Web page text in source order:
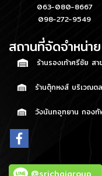
063-080-8667
098-272-9549
สถานที่จัดจำหน่าย
ร้านรองเท้าศรีชัย ส
ร้านตุ๊กหงส์ บริเวณต
วังนันทอุทยาน กองทั